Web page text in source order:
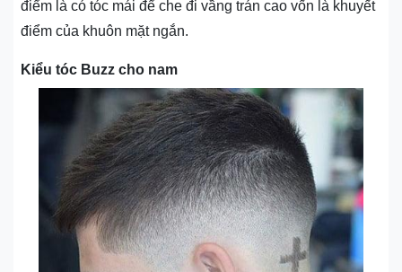
điểm là có tóc mái để che đi vầng trán cao vốn là khuyết
điểm của khuôn mặt ngắn.
Kiểu tóc Buzz cho nam